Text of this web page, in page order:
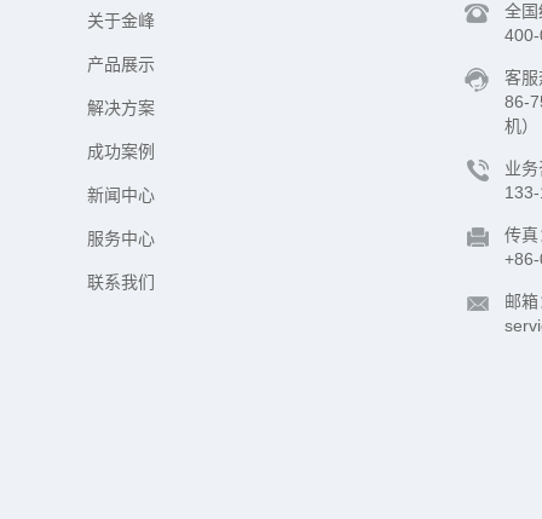
关于金峰
产品展示
解决方案
成功案例
新闻中心
服务中心
联系我们
全国
客服
86-
机）
业
传真
邮箱